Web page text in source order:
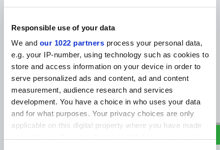
Responsible use of your data
We and our 1022 partners process your personal data,
e.g. your IP-number, using technology such as cookies to
store and access information on your device in order to
serve personalized ads and content, ad and content
measurement, audience research and services
development. You have a choice in who uses your data
and for what purposes. Your privacy choices are only
applicable on this digital property where you have made
Ürün Açıklaması Yorumlar Tavsiye Et İade Koşulları Beni
Pembe Ördek Bebek Ayaklı Magnet Çerçevesi – 9.5 x
9 cm
Sevimli tasarımı ve pratik ayaklı yapısıyla öne çıkan
Pembe Ördek
Bebek Magnet Çerçevesi, metal malzemesi sayesinde uzun ömürlü ve
sağlamdır.
9.5 cm eninde ve 9 cm boyundaki bu çerçeve, küçük fotoğraflar veya